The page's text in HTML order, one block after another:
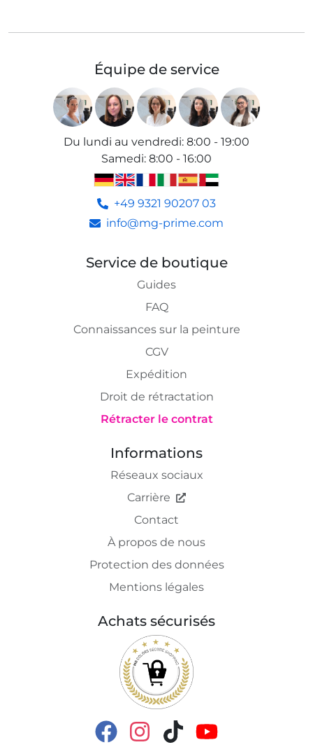
Équipe de service
Du lundi au vendredi: 8:00 - 19:00
Samedi: 8:00 - 16:00
+49 9321 90207 03
info@mg-prime.com
Service de boutique
Guides
FAQ
Connaissances sur la peinture
CGV
Expédition
Droit de rétractation
Rétracter le contrat
Informations
Réseaux sociaux
Carrière
Contact
À propos de nous
Protection des données
Mentions légales
Achats sécurisés